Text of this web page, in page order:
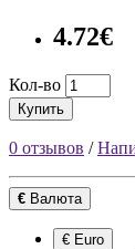
4.72€
Кол-во
Купить
0 отзывов /
€ Валюта
€ Euro